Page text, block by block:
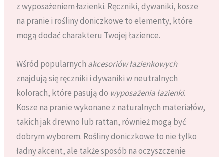
z wyposażeniem łazienki. Ręczniki, dywaniki, kosze
na pranie i rośliny doniczkowe to elementy, które
mogą dodać charakteru Twojej łazience.
Wśród popularnych akcesoriów łazienkowych
znajdują się ręczniki i dywaniki w neutralnych
kolorach, które pasują do wyposażenia łazienki.
Kosze na pranie wykonane z naturalnych materiałów,
takich jak drewno lub rattan, również mogą być
dobrym wyborem. Rośliny doniczkowe to nie tylko
ładny akcent, ale także sposób na oczyszczenie